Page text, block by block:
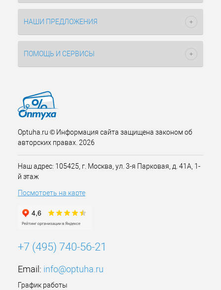
НАШИ ПРЕДЛОЖЕНИЯ
ПОМОЩЬ И СЕРВИСЫ
Optuha.ru © Информация сайта защищена законом об
авторских правах. 2026
Наш адрес: 105425, г. Москва, ул. 3-я Парковая, д. 41А, 1-
й этаж
Посмотреть на карте
+7 (495) 740-56-21
Email: info@optuha.ru
График работы